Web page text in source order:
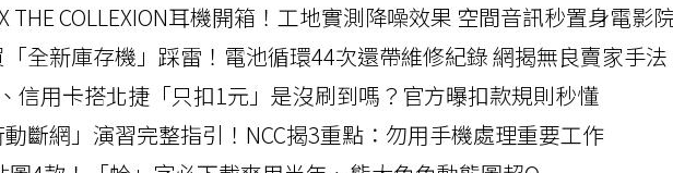
THE COLLEXION耳機開箱！工地實測降噪效果 空間音訊秒置身電影
全新庫存機」踩雷！電池循環44次還帶維修紀錄 網揭無良賣家手法
信用卡搭北捷「只扣1元」是沒刷到嗎？官方曝扣款規則秒懂
斷網」演習完整指引！NCC揭3重點：勿用手機處理重要工作